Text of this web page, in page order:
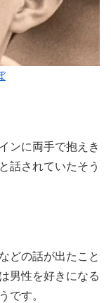
ンに両手で抱えき
話されていたそう
どの話が出たこと
男性を好きになる
です。